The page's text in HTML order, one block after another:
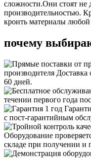
сложности.Они стоят не
производительностью.
кроить материалы
почему
производителя Доставка
60 дней.
течении первого года
с пост-гарантийным
Оборудование
складе при получении и